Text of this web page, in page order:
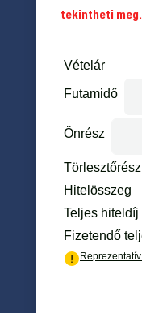
tekintheti meg.